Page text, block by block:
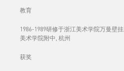
教育
1986-1989研修于浙江美术学院万曼壁
美术学院附中, 杭州
获奖